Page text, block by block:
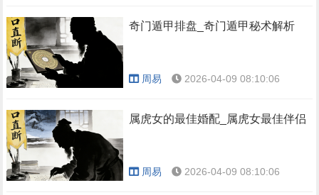
奇门遁甲排盘_奇门遁甲秘术解析
周易 2026-04-09 08:10:06
属虎女的最佳婚配_属虎女最佳伴侣
周易 2026-04-09 08:10:06